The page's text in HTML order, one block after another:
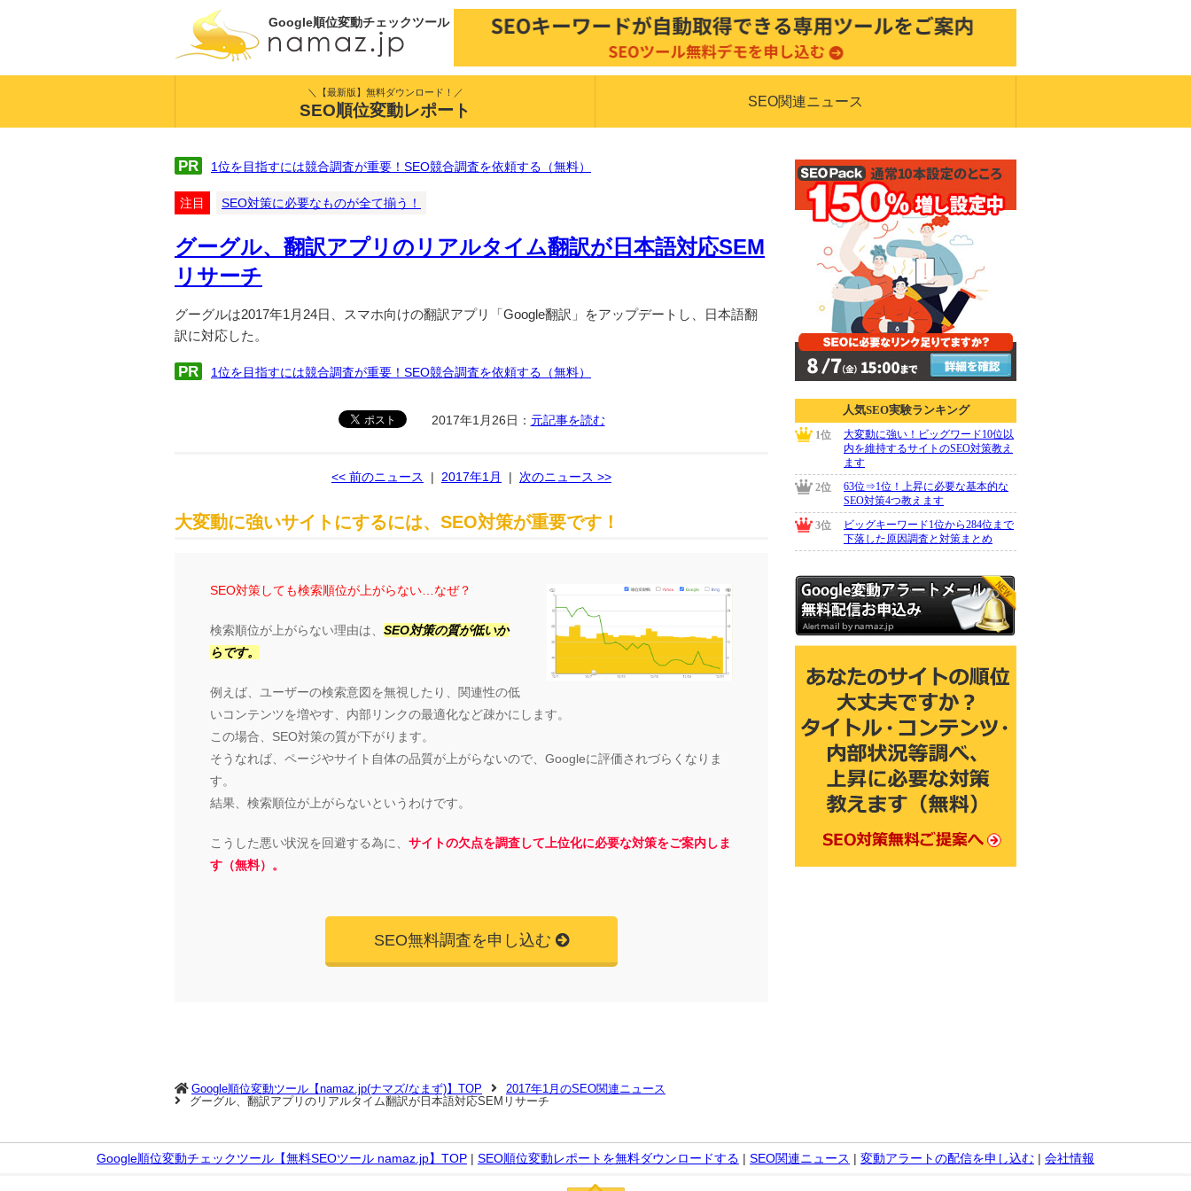
Google順位変動チェックツール
＼【最新版】無料ダウンロード！／
SEO順位変動レポート SEO関連ニュース
PR 1位を目指すには競合調査が重要！SEO競合調査を依頼する（無料）
注目 SEO対策に必要なものが全て揃う！
グーグル、翻訳アプリのリアルタイム翻訳が日本語対応SEM
リサーチ
グーグルは2017年1月24日、スマホ向けの翻訳アプリ「Google翻訳」をアップデートし、日本語翻
訳に対応した。
PR 1位を目指すには競合調査が重要！SEO競合調査を依頼する（無料）
2017年1月26日： 元記事を読む
<< 前のニュース | 2017年1月 | 次のニュース >>
大変動に強いサイトにするには、SEO対策が重要です！
SEO対策しても検索順位が上がらない…なぜ？
検索順位が上がらない理由は、 SEO対策の質が低いか
らです。
例えば、ユーザーの検索意図を無視したり、関連性の低
いコンテンツを増やす、内部リンクの最適化など疎かにします。
この場合、SEO対策の質が下がります。
そうなれば、ページやサイト自体の品質が上がらないので、Googleに評価されづらくなりま
す。
結果、検索順位が上がらないというわけです。
こうした悪い状況を回避する為に、 サイトの欠点を調査して上位化に必要な対策をご案内しま
す（無料）。
SEO無料調査を申し込む
Google順位変動ツール【namaz.jp(ナマズ/なまず)】TOP
2017年1月のSEO関連ニュース
グーグル、翻訳アプリのリアルタイム翻訳が日本語対応SEMリサーチ
Google順位変動チェックツール【無料SEOツール namaz.jp】TOP | SEO順位変動レポートを無料ダウンロードする | SEO関連ニュース | 変動アラートの配信を申し込む | 会社情報